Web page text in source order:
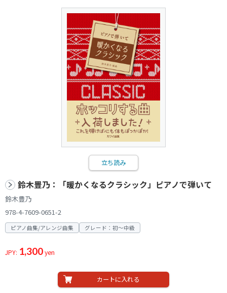
立ち読み
鈴木豊乃：「暖かくなるクラシック」ピアノで弾いて
鈴木豊乃
978-4-7609-0651-2
ピアノ曲集/アレンジ曲集 グレード：初～中級
JPY: 1,300yen
カートに入れる